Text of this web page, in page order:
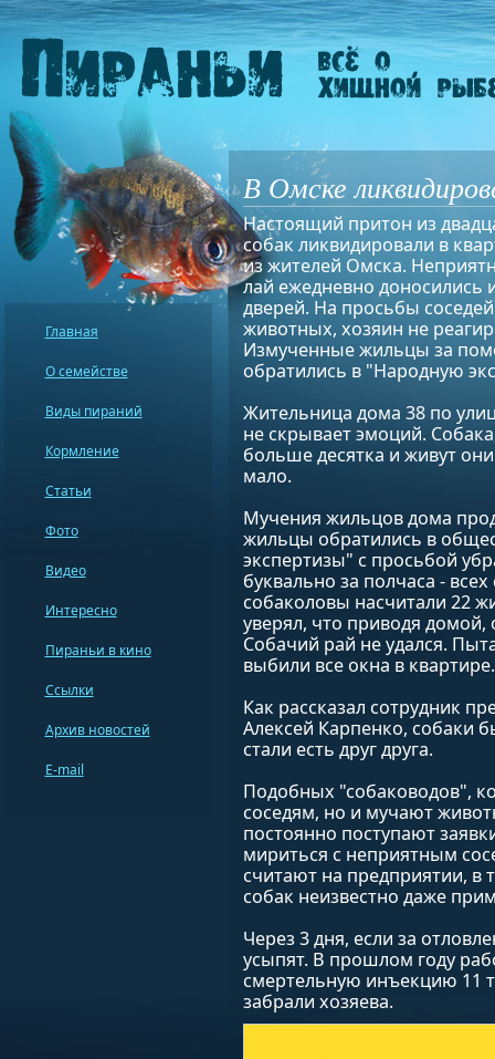
В Омске
Настоящий притон из
собак ликвидировали в
из жителей Омска.
лай ежедневно доносились
дверей. На просьбы
животных, хозяин не
Измученные жильцы за
обратились в "Народную
Жительница дома 38 по
не скрывает эмоций.
больше десятка и живут
мало.
Мучения жильцов дома
жильцы обратились в
экспертизы" с просьбой
буквально за полчаса -
собаколовы насчитали 22
уверял, что приводя домой,
Собачий рай не удался.
выбили все окна в квартире.
Как рассказал сотрудник
Алексей Карпенко, собаки
стали есть друг друга.
Подобных "собаководов",
соседям, но и мучают
постоянно поступают
мириться с неприятным
считают на предприятии, в
собак неизвестно даже
Через 3 дня, если за
усыпят. В прошлом году
смертельную инъекцию 11
забрали хозяева.
Главная
О семействе
Виды пираний
Кормление
Статьи
Фото
Видео
Интересно
Пираньи в кино
Ссылки
Архив новостей
E-mail